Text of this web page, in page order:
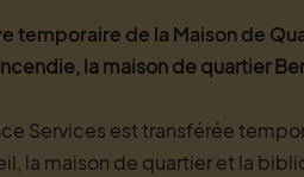
temporaire de la Maison de
la maison de quartier
Services est transférée
la maison de quartier et la